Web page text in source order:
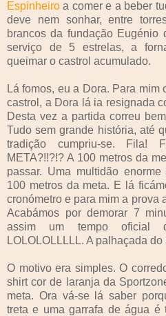
Espinheiro a comer e a beber
deve nem sonhar, entre
brancos da fundação Eugénio
serviço de 5 estrelas, a
queimar o castrol acumulado.
Lá fomos, eu a Dora. Para
castrol, a Dora lá ia resignada
Desta vez a partida correu
Tudo sem grande história, até
tradição cumpriu-se. Fila!
META?!!?!? A 100 metros da
passar. Uma multidão
100 metros da meta. E lá
cronómetro e para mim a prova
Acabámos por demorar 7
assim um tempo oficial
LOLOLOLLLLL. A palhaçada do
O motivo era simples. O
shirt cor de laranja da
meta. Ora vá-se lá saber
treta e uma garrafa de água é